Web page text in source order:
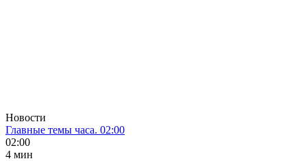
Новости
Главные темы часа. 02:00
02:00
4 мин